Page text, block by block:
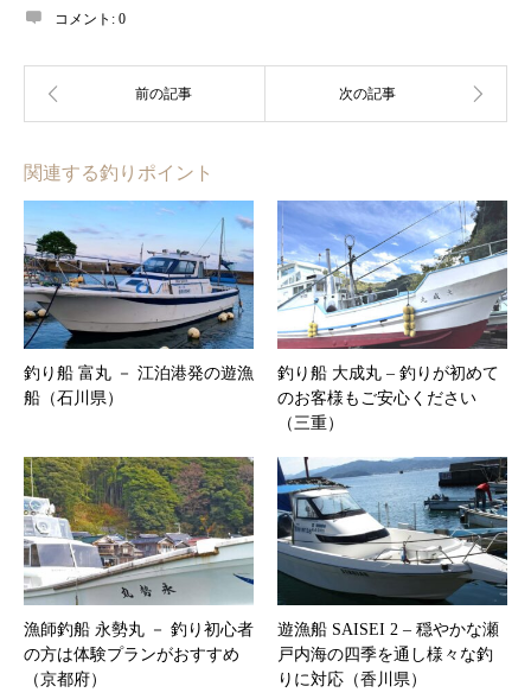
コメント: 0
関連する釣りポイント
釣り船 富丸 － 江泊港発の遊漁
船（石川県）
釣り船 大成丸 – 釣りが初めて
のお客様もご安心ください
（三重）
漁師釣船 永勢丸 － 釣り初心者
の方は体験プランがおすすめ
（京都府）
遊漁船 SAISEI 2 – 穏やかな瀬
戸内海の四季を通し様々な釣
りに対応（香川県）